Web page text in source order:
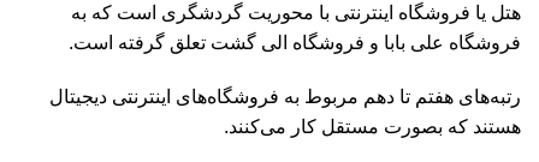
هتل یا فروشگاه اینترنتی با محوریت گردشگری است که به
فروشگاه علی بابا و فروشگاه الی گشت تعلق گرفته است.
رتبه‌های هفتم تا دهم مربوط به فروشگاه‌های اینترنتی دیجیتال
هستند که بصورت مستقل کار می‌کنند.